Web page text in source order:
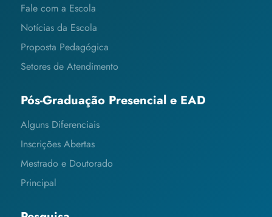
Fale com a Escola
Notícias da Escola
Proposta Pedagógica
Setores de Atendimento
Pós-Graduação Presencial e EAD
Alguns Diferenciais
Inscrições Abertas
Mestrado e Doutorado
Principal